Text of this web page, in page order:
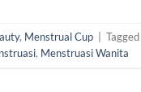
, Menstrual Cup Tagged
, Menstruasi Wanita